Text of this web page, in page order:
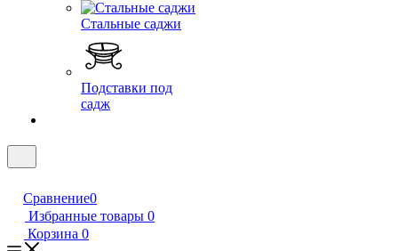
Стальные саджи
Подставки под
садж
Сравнение0
Избранные товары 0
Корзина 0